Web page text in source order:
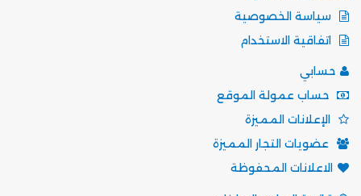
سياسة الخصوصية
اتفاقية الاستخدام
حسابي
حساب عمولة الموقع
الإعلانات المميزة
عضويات التجار المميزة
الاعلانات المحفوظة